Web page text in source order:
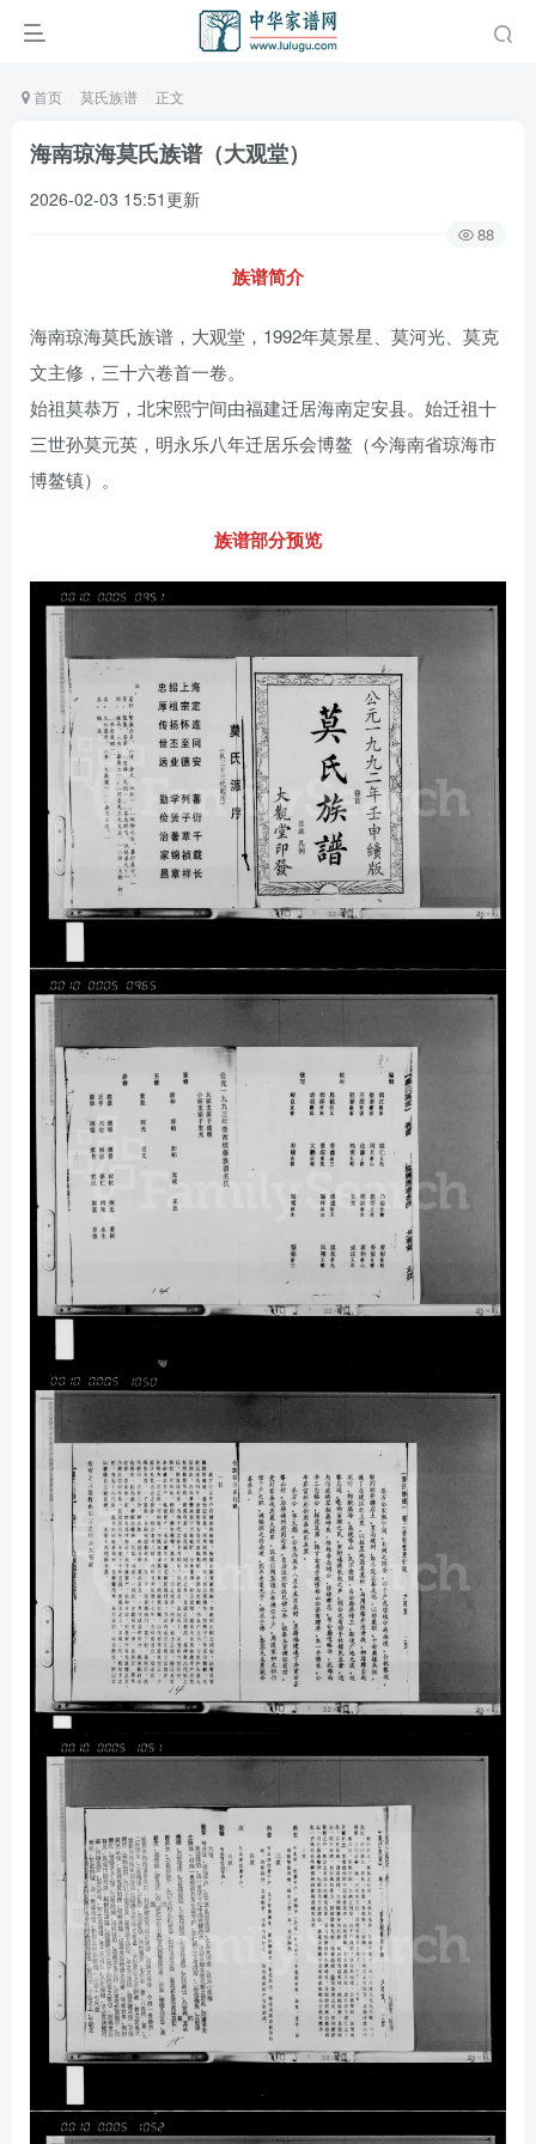
首页 莫氏族谱 正文
海南琼海莫氏族谱（大观堂）
2026-02-03 15:51更新
88
族谱简介
海南琼海莫氏族谱，大观堂，1992年莫景星、莫河光、莫克
文主修，三十六卷首一卷。
始祖莫恭万，北宋熙宁间由福建迁居海南定安县。始迁祖十
三世孙莫元英，明永乐八年迁居乐会博鳌（今海南省琼海市
博鳌镇）。
族谱部分预览